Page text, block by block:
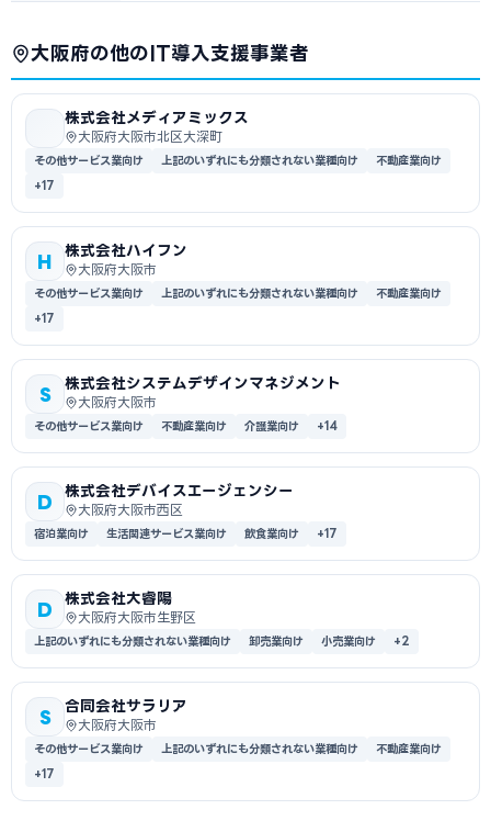
大阪府の他のIT導入支援事業者
株式会社メディアミックス
大阪府大阪市北区大深町
その他サービス業向け 上記のいずれにも分類されない業種向け
不動産業向け
+17
H
株式会社ハイフン
大阪府大阪市
その他サービス業向け 上記のいずれにも分類されない業種向け
不動産業向け
+17
S
株式会社システムデザインマネジメント
大阪府大阪市
その他サービス業向け 不動産業向け 介護業向け +14
D
株式会社デバイスエージェンシー
大阪府大阪市西区
宿泊業向け 生活関連サービス業向け 飲食業向け +17
D
株式会社大睿陽
大阪府大阪市生野区
上記のいずれにも分類されない業種向け 卸売業向け 小売業向け +2
S
合同会社サラリア
大阪府大阪市
その他サービス業向け 上記のいずれにも分類されない業種向け
不動産業向け
+17